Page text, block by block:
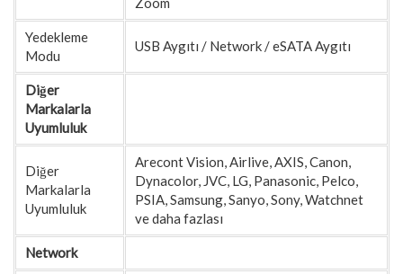
Yedekleme
Modu
USB Aygıtı / Network / eSATA Aygıtı
Diğer
Markalarla
Uyumluluk
Diğer
Markalarla
Uyumluluk
Arecont Vision, Airlive, AXIS, Canon,
Dynacolor, JVC, LG, Panasonic, Pelco,
PSIA, Samsung, Sanyo, Sony, Watchnet
ve daha fazlası
Network